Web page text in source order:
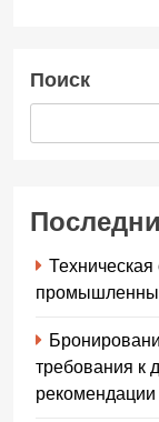
Поиск
требования к
рекомендации